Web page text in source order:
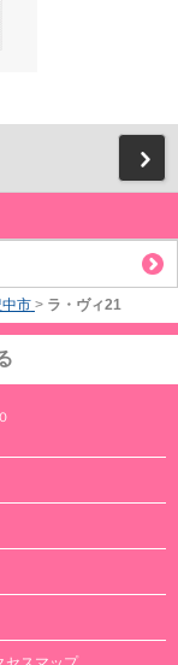
中市 > ラ・ヴィ21